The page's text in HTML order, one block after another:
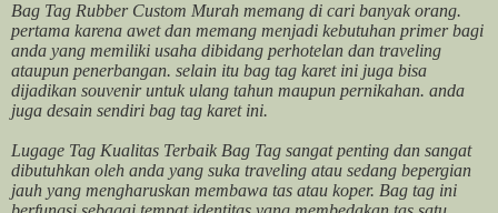
Bag Tag Rubber Custom Murah memang di cari banyak orang.
pertama karena awet dan memang menjadi kebutuhan primer bagi
anda yang memiliki usaha dibidang perhotelan dan traveling
ataupun penerbangan. selain itu bag tag karet ini juga bisa
dijadikan souvenir untuk ulang tahun maupun pernikahan. anda
juga desain sendiri bag tag karet ini.
Lugage Tag Kualitas Terbaik Bag Tag sangat penting dan sangat
dibutuhkan oleh anda yang suka traveling atau sedang bepergian
jauh yang mengharuskan membawa tas atau koper. Bag tag ini